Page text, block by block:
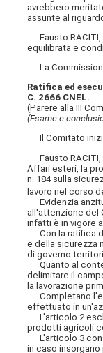
avrebbero
assunte al
Fausto RACITI,
equilibrata e
La
Ratifica ed
C. 2666 CNEL.
(Parere alla III
(Esame e
Il Comitato
Fausto RACITI,
Affari esteri, la
n. 184 sulla
lavoro nel corso
Evidenzia
all'attenzione del
infatti è in vigore
Con la ratifica
e della sicurezza
di governo
Quanto al
delimitare il
la lavorazione
Completano
effettuato in
L'articolo 2
prodotti agricoli
L'articolo 3
in caso insorgano